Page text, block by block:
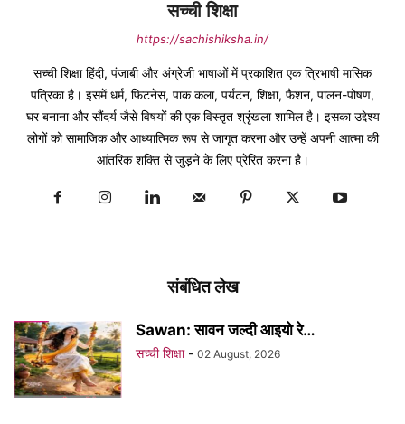
सच्ची शिक्षा
https://sachishiksha.in/
सच्ची शिक्षा हिंदी, पंजाबी और अंग्रेजी भाषाओं में प्रकाशित एक त्रिभाषी मासिक
पत्रिका है। इसमें धर्म, फिटनेस, पाक कला, पर्यटन, शिक्षा, फैशन, पालन-पोषण,
घर बनाना और सौंदर्य जैसे विषयों की एक विस्तृत श्रृंखला शामिल है। इसका उद्देश्य
लोगों को सामाजिक और आध्यात्मिक रूप से जागृत करना और उन्हें अपनी आत्मा की
आंतरिक शक्ति से जुड़ने के लिए प्रेरित करना है।
संबंधित लेख
Sawan: सावन जल्दी आइयो रे…
सच्ची शिक्षा - 02 August, 2026